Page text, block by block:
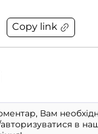
Copy link